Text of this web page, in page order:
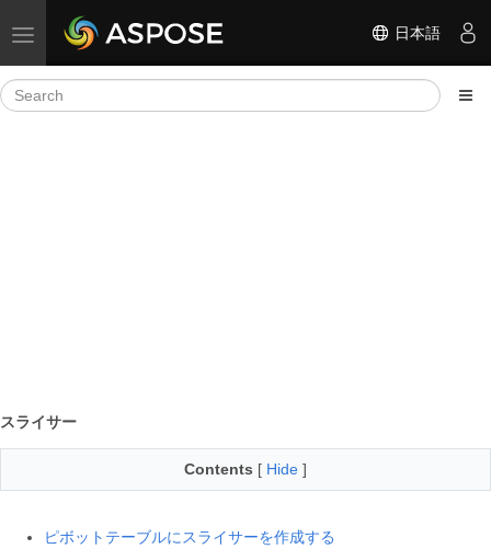
Toggle navigation 日本語
スライサー
Contents [ Hide ]
ピボットテーブルにスライサーを作成する